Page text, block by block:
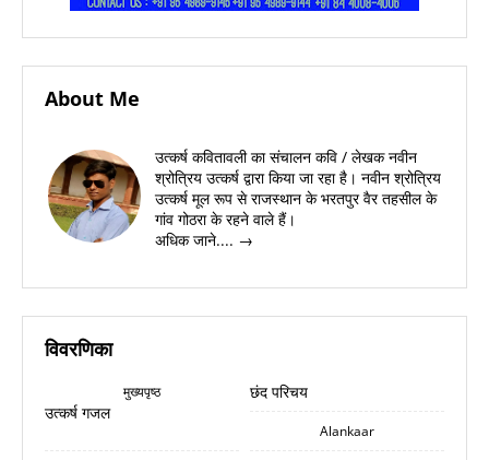
About Me
उत्कर्ष कवितावली का संचालन कवि / लेखक नवीन
श्रोत्रिय उत्कर्ष द्वारा किया जा रहा है। नवीन श्रोत्रिय
उत्कर्ष मूल रूप से राजस्थान के भरतपुर वैर तहसील के
गांव गोठरा के रहने वाले हैं।
अधिक जाने.... →
विवरणिका
मुख्यपृष्ठ
छंद परिचय
उत्कर्ष गजल
Alankaar